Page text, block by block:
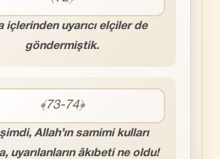
içlerinden uyarıcı elçiler de
göndermiştik.
﴾73-74﴿
Allah’ın samimi kulları
uyarılanların âkıbeti ne oldu!